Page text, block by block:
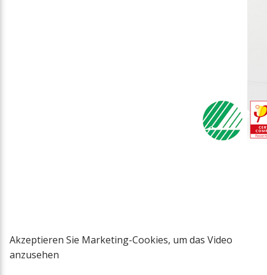
Akzeptieren Sie Marketing-Cookies, um das Video
anzusehen